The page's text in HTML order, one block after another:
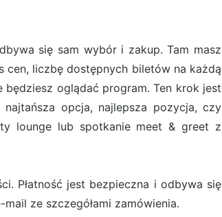
się sam wybór i zakup. Tam masz
liczbę dostępnych biletów na każdą
będziesz oglądać program. Ten krok jest
opcja, najlepsza pozycja, czy
lounge lub spotkanie meet & greet z
Płatność jest bezpieczna i odbywa się
ze szczegółami zamówienia.